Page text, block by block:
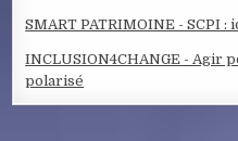
SMART PATRIMOINE - SCPI
INCLUSION4CHANGE - Agir
polarisé